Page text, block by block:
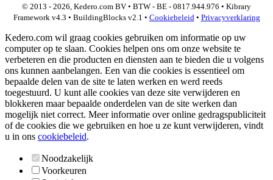
© 2013 - 2026, Kedero.com BV • BTW - BE - 0817.944.976 • Kibrary
Framework v4.3 • BuildingBlocks v2.1 • Cookiebeleid • Privacyverklaring
Kedero.com wil graag cookies gebruiken om informatie op uw
computer op te slaan. Cookies helpen ons om onze website te
verbeteren en die producten en diensten aan te bieden die u volgens
ons kunnen aanbelangen. Een van die cookies is essentieel om
bepaalde delen van de site te laten werken en werd reeds
toegestuurd. U kunt alle cookies van deze site verwijderen en
blokkeren maar bepaalde onderdelen van de site werken dan
mogelijk niet correct. Meer informatie over online gedragspubliciteit
of de cookies die we gebruiken en hoe u ze kunt verwijderen, vindt
u in ons cookiebeleid.
Noodzakelijk
Voorkeuren